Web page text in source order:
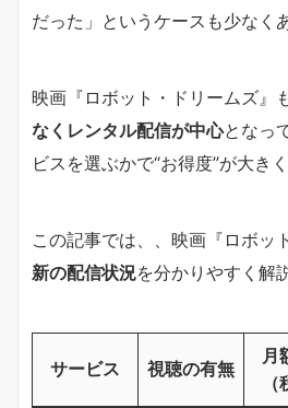
だった」というケースも少なく
映画『ロボット・ドリームズ』
なくレンタル配信が中心となっ
ビスを選ぶかで“お得度”が大き
この記事では、、映画『ロボッ
新の配信状況を分かりやすく解
サービス 視聴の有無
月